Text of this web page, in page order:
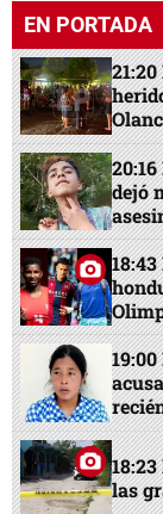
EN PORTADA
dejó
las